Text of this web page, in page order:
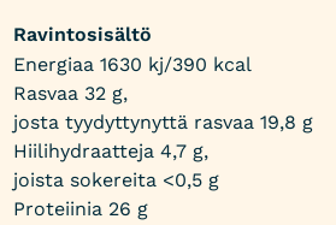
Ravintosisältö
Energiaa 1630 kj/390 kcal
Rasvaa 32 g,
josta tyydyttynyttä rasvaa 19,8 g
Hiilihydraatteja 4,7 g,
joista sokereita <0,5 g
Proteiinia 26 g